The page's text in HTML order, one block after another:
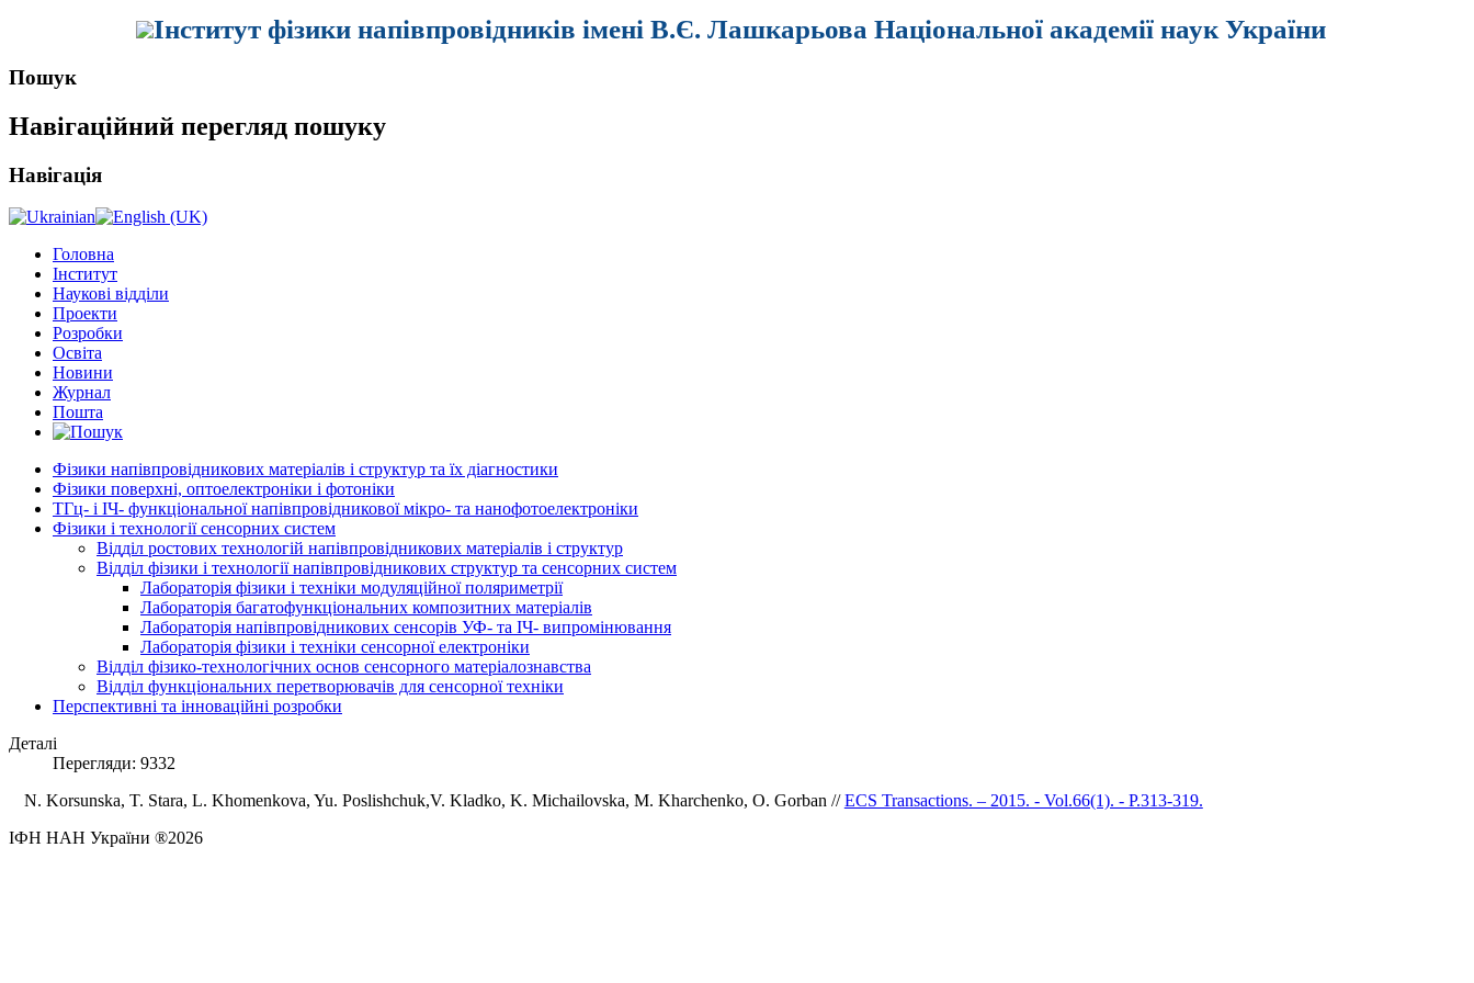
Інститут фізики напівпровідників імені В.Є. Лашкарьова Національної академії наук України
Пошук
Навігаційний перегляд пошуку
Навігація
Головна
Інститут
Наукові відділи
Проекти
Розробки
Освіта
Новини
Журнал
Пошта
Фізики напівпровідникових матеріалів і структур та їх діагностики
Фізики поверхні, оптоелектроніки і фотоніки
ТГц- і ІЧ- функціональної напівпровідникової мікро- та нанофотоелектроніки
Фізики і технології сенсорних систем
Відділ ростових технологій напівпровідникових матеріалів і структур
Відділ фізики і технології напівпровідникових структур та сенсорних систем
Лабораторія фізики і техніки модуляційної поляриметрії
Лабораторія багатофункціональних композитних матеріалів
Лабораторія напівпровідникових сенсорів УФ- та ІЧ- випромінювання
Лабораторія фізики і техніки сенсорної електроніки
Відділ фізико-технологічних основ сенсорного матеріалознавства
Відділ функціональних перетворювачів для сенсорної техніки
Перспективні та інноваційні розробки
Деталі
Перегляди: 9332
N. Korsunska, T. Stara, L. Khomenkova, Yu. Poslishchuk,V. Kladko, K. Michailovska, M. Kharchenko, O. Gorban // ECS Transactions. – 2015. - Vol.66(1). - P.313-319.
ІФН НАН України ®2026